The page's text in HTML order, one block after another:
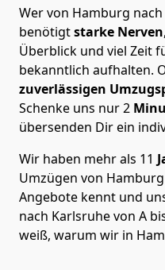
Wer von Hamburg
benötigtstarke Nerven
Überblick und viel Zeit
bekanntlich aufhalten.
zuverlässigen
Schenke uns nur2
übersenden Dir ein
Wir haben mehr als 11
Umzügen von
Angebote kennt und
nach Karlsruhe von A
weiß, warum wir in